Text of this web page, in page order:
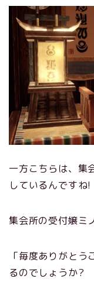
一方こちらは、集
しているんですね!
集会所の受付嬢ミ
「毎度ありがと
るのでしょうか?